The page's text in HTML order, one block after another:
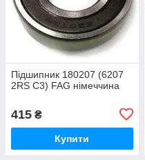
Підшипник 180207 (6207
2RS C3) FAG німеччина
415 ₴
Купити